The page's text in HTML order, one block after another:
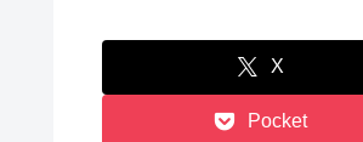
X
Pocket